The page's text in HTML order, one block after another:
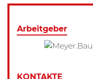
Arbeitgeber
KONTAKTE